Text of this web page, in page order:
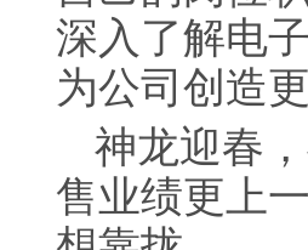
深入了解电
为公司创造
神龙迎春
售业绩更上